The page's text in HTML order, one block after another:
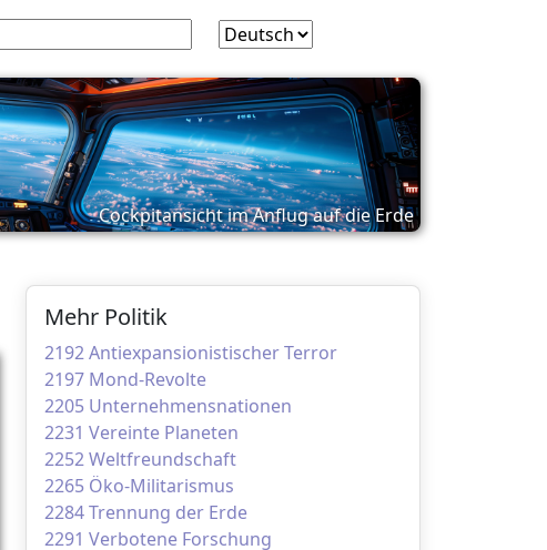
Cockpitansicht im Anflug auf die Erde
Mehr Politik
2192 Antiexpansionistischer Terror
2197 Mond-Revolte
2205 Unternehmensnationen
2231 Vereinte Planeten
2252 Weltfreundschaft
2265 Öko-Militarismus
2284 Trennung der Erde
2291 Verbotene Forschung